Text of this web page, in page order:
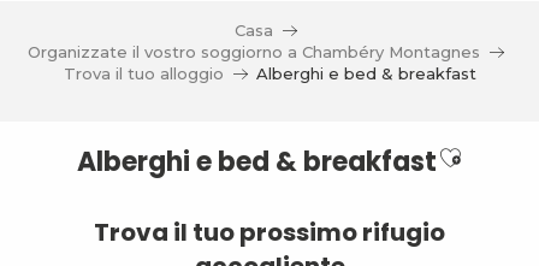
contenu
Casa
Organizzate il vostro soggiorno a Chambéry Montagnes
Trova il tuo alloggio
Alberghi e bed & breakfast
Alberghi e bed & breakfast
Trova il tuo prossimo rifugio